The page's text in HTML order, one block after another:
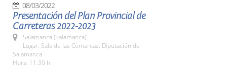
08/03/2022
Presentación del Plan Provincial de
Carreteras 2022-2023
Salamanca (Salamanca)
Lugar: Sala de las Comarcas. Diputación de
Salamanca
Hora: 11:30 h.